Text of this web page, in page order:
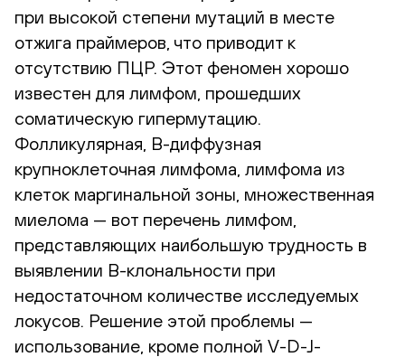
при высокой степени мутаций в месте
отжига праймеров, что приводит к
отсутствию ПЦР. Этот феномен хорошо
известен для лимфом, прошедших
соматическую гипермутацию.
Фолликулярная, В-диффузная
крупноклеточная лимфома, лимфома из
клеток маргинальной зоны, множественная
миелома — вот перечень лимфом,
представляющих наибольшую трудность в
выявлении В-клональности при
недостаточном количестве исследуемых
локусов. Решение этой проблемы —
использование, кроме полной V-D-J-